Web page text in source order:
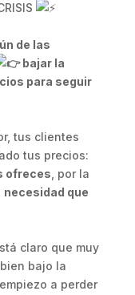
de las
bajar la
para seguir
tus clientes
tus precios:
ofreces , por la
necesidad que
claro que muy
bajo la
a perder